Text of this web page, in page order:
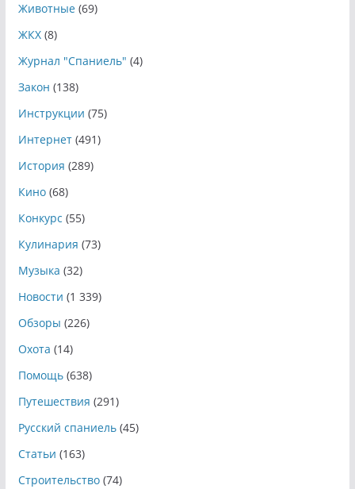
Животные(69)
ЖКХ(8)
Журнал "Спаниель" (4)
Закон (138)
Инструкции (75)
Интернет(491)
История (289)
Кино(68)
Конкурс (55)
Кулинария (73)
Музыка (32)
Новости (1 339)
Обзоры (226)
Охота (14)
Помощь(638)
Путешествия (291)
Русский спаниель(45)
Статьи (163)
Строительство(74)